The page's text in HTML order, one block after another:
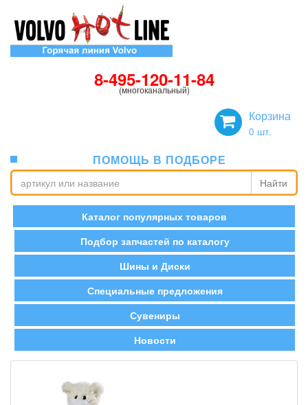
8-495-120-11-84
(многоканальный)
Корзина
0 шт.
ПОМОЩЬ В ПОДБОРЕ
Найти
Каталог популярных товаров
Подбор запчастей по каталогу
Шины и Диски
Специальные предложения
Сувениры
Новости